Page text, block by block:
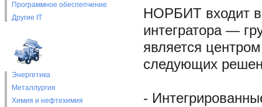
Программное обеспепчение
Другие IT
Энергетика
Металлургия
Химия и нефтехимия
НОРБИТ входит в
интегратора —
является
следующих
-